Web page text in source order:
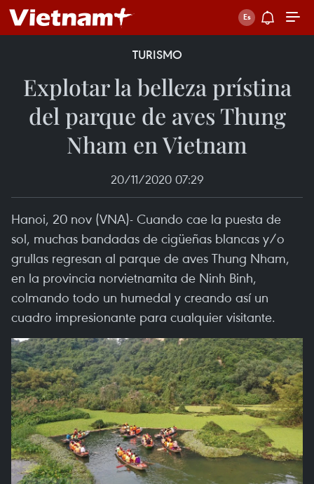
TURISMO
Explotar la belleza prístina
del parque de aves Thung
Nham en Vietnam
20/11/2020 07:29
Hanoi, 20 nov (VNA)- Cuando cae la puesta de
sol, muchas bandadas de cigüeñas blancas y/o
grullas regresan al parque de aves Thung Nham,
en la provincia norvietnamita de Ninh Binh,
colmando todo un humedal y creando así un
cuadro impresionante para cualquier visitante.